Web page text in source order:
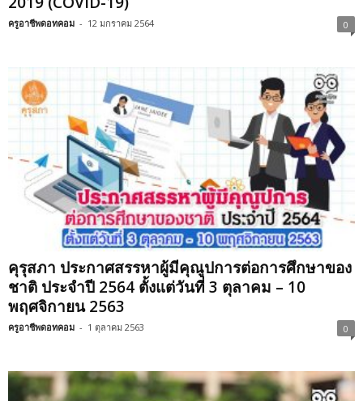
ครูอาชีพดอทคอม - 12 มกราคม 2564 0
คุรุสภา ประกาศสรรหาผู้มีคุณูปการต่อการศึกษาของ
ชาติ ประจำปี 2564 ตั้งแต่วันที่ 3 ตุลาคม – 10
พฤศจิกายน 2563
ครูอาชีพดอทคอม - 1 ตุลาคม 2563 0